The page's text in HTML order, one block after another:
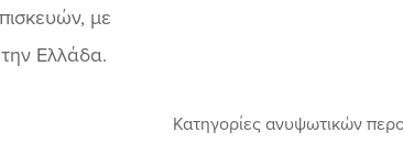
με
Ελλάδα.
Κατηγορίες ανυψωτικών